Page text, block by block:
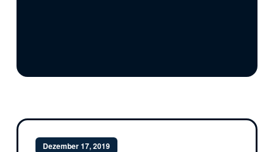
Dezember 17, 2019